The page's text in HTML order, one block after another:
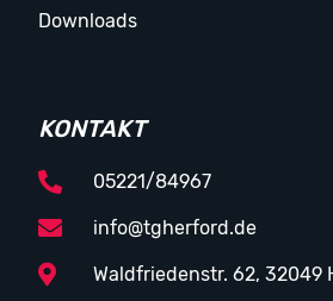
Downloads
KONTAKT
05221/84967
info@tgherford.de
Waldfriedenstr. 62, 32049